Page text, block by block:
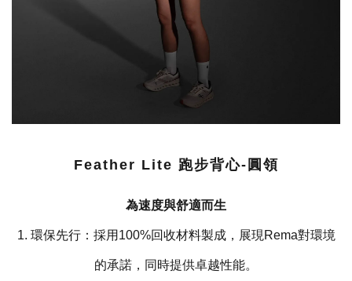
Feather Lite 跑步背心-圓領
為速度與舒適而生
1. 環保先行：採用100%回收材料製成，展現Rema對環境
的承諾，同時提供卓越性能。